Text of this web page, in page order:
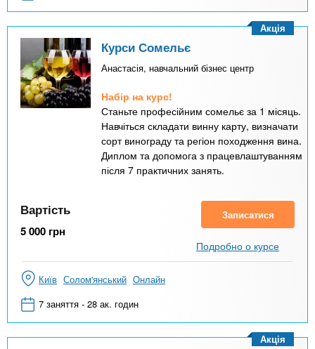
Курси Сомельє
Анастасія, навчальний бізнес центр
Набір на курс!
Станьте професійним сомельє за 1 місяць.
Навчіться складати винну карту, визначати
сорт винограду та регіон походження вина.
Диплом та допомога з працевлаштуванням
після 7 практичних занять.
Акція
Вартість
5 000 грн
Записатися
Подробно о курсе
Київ Солом'янський Онлайн
7 заняття - 28 ак. годин
Акція